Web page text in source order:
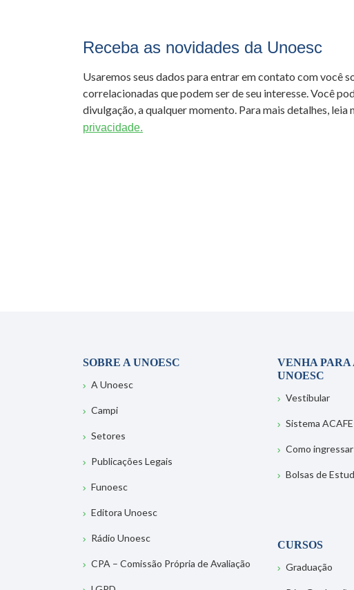
Receba as novidades da Unoesc
Usaremos seus dados para entrar em contato com você
correlacionadas que podem ser de seu interesse. Você
divulgação, a qualquer momento. Para mais detalhes, leia
privacidade.
SOBRE A UNOESC
A Unoesc
Campi
Setores
Publicações Legais
Funoesc
Editora Unoesc
Rádio Unoesc
CPA – Comissão Própria de Avaliação
VENHA PARA
UNOESC
Vestibular
Sistema ACAFE
Como ingressar
Bolsas de
CURSOS
Graduação